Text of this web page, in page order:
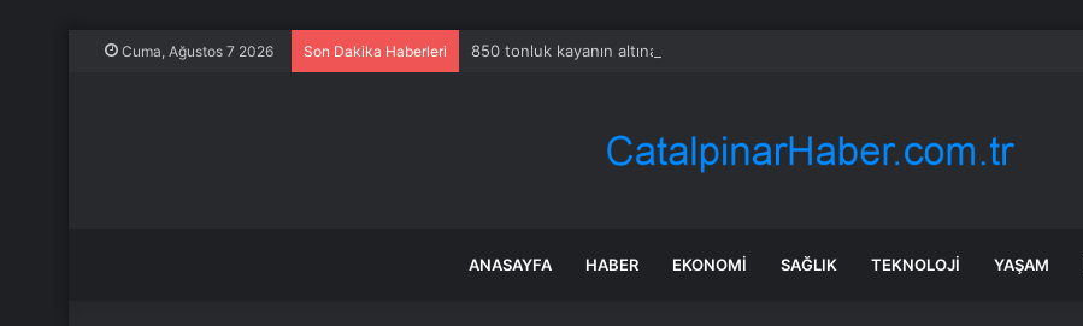
Cuma, Ağustos 7 2026 Son Dakika Haberleri 850 tonluk kayanın altına üç odalı ev inşa etti
ANASAYFA HABER EKONOMI SAĞLIK TEKNOLOJI YAŞAM